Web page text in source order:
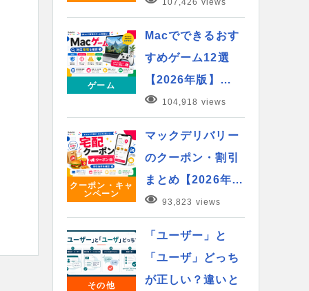
ゲーム
Macでできるおす
すめゲーム12選
【2026年版】…
104,918 views
クーポン・キャ
ンペーン
マックデリバリー
のクーポン・割引
まとめ【2026年…
93,823 views
その他
「ユーザー」と
「ユーザ」どっち
が正しい？違いと